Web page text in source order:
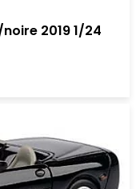
2019 1/24